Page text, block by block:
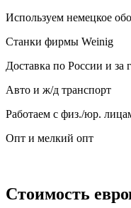
Используем немецкое
Станки фирмы Weinig
Доставка по России и за
Авто и ж/д транспорт
Работаем с физ./юр.
Опт и мелкий опт
Стоимость